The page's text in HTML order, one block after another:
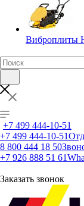
Виброплиты
+7 499 444-10-51
+7 499 444-10-51
8 800 444 18 50
+7 926 888 51 61
Заказать звонок